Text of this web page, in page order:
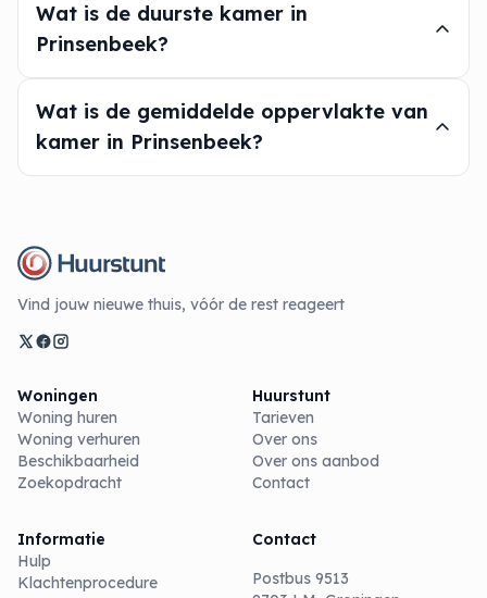
Wat is de duurste kamer in
Prinsenbeek?
Wat is de gemiddelde oppervlakte van
kamer in Prinsenbeek?
Vind jouw nieuwe thuis, vóór de rest reageert
Woningen
Woning huren
Woning verhuren
Beschikbaarheid
Zoekopdracht
Huurstunt
Tarieven
Over ons
Over ons aanbod
Contact
Informatie
Hulp
Klachtenprocedure
Contact
Postbus 9513